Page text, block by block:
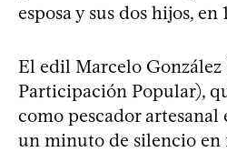
esposa y sus dos hijos, en
El edil Marcelo
Participación Popular),
como pescador
un minuto de silencio en